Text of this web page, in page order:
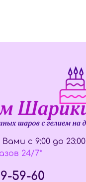
с 9:00 до 23:00
24/7*
59-60